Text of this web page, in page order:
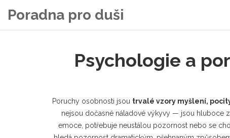
Poradna pro duši
Psychologie a
Poruchy osobnosti jsou trvalé vzory myšlení,
nejsou dočasné náladové výkyvy — jsou hluboce
emoce, potřebuje neustálou pozornost nebo se